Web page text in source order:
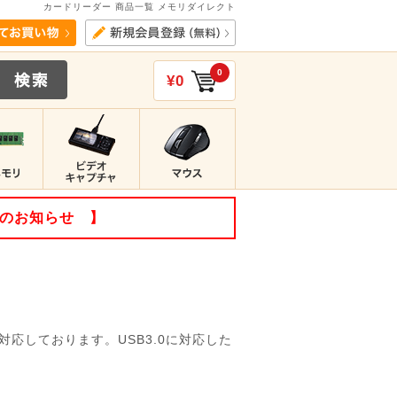
カードリーダー 商品一覧 メモリダイレクト
¥0 0
お知らせ 】
応しております。USB3.0に対応した